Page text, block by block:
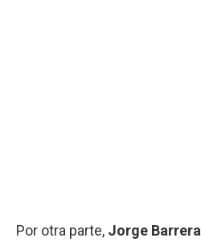
Por otra parte, Jorge Barrera